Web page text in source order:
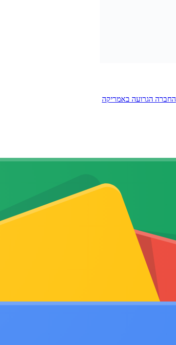
החברה הגרועה באמריקה